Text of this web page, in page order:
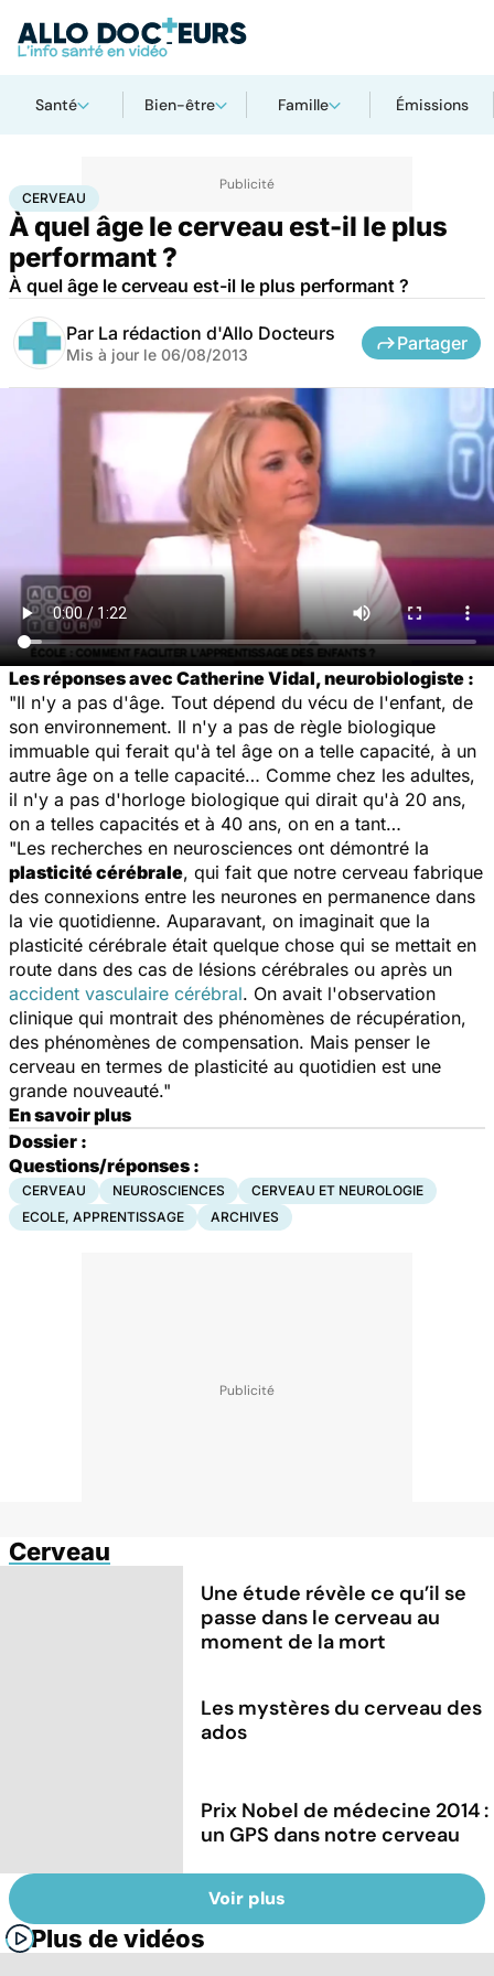
Santé Bien-être Famille Émissions
AccueilSanté Maladies neurologiques
CERVEAU
À quel âge le cerveau est-il le plus
performant ?
À quel âge le cerveau est-il le plus performant ?
Par La rédaction d'Allo Docteurs
Mis à jour le 06/08/2013
Partager
Les réponses avec Catherine Vidal, neurobiologiste :
"Il n'y a pas d'âge. Tout dépend du vécu de l'enfant, de
son environnement. Il n'y a pas de règle biologique
immuable qui ferait qu'à tel âge on a telle capacité, à un
autre âge on a telle capacité… Comme chez les adultes,
il n'y a pas d'horloge biologique qui dirait qu'à 20 ans,
on a telles capacités et à 40 ans, on en a tant…
"Les recherches en neurosciences ont démontré la
plasticité cérébrale, qui fait que notre cerveau fabrique
des connexions entre les neurones en permanence dans
la vie quotidienne. Auparavant, on imaginait que la
plasticité cérébrale était quelque chose qui se mettait en
route dans des cas de lésions cérébrales ou après un
accident vasculaire cérébral. On avait l'observation
clinique qui montrait des phénomènes de récupération,
des phénomènes de compensation. Mais penser le
cerveau en termes de plasticité au quotidien est une
grande nouveauté."
En savoir plus
Dossier :
Questions/réponses :
CERVEAU NEUROSCIENCES
CERVEAU ET NEUROLOGIE
ECOLE, APPRENTISSAGE
ARCHIVES
Cerveau
Une étude révèle ce qu’il se
passe dans le cerveau au
moment de la mort
Les mystères du cerveau des
ados
Prix Nobel de médecine 2014 :
un GPS dans notre cerveau
Voir plus
Plus de vidéos